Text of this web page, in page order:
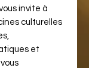
invite à
culturelles
et